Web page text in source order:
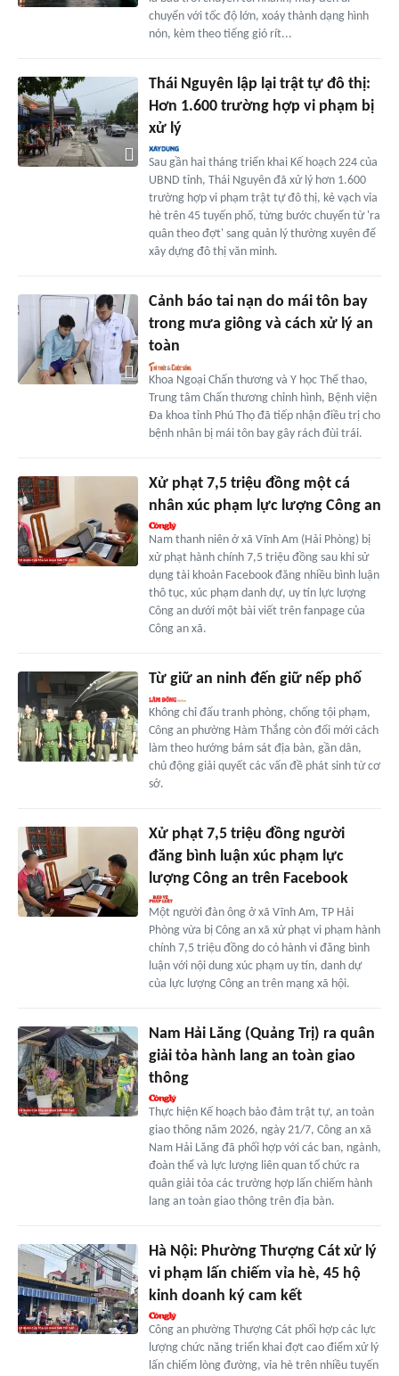
chuyển với tốc độ lớn, xoáy thành dạng hình
nón, kèm theo tiếng gió rít...
Thái Nguyên lập lại trật tự đô thị:
Hơn 1.600 trường hợp vi phạm bị
xử lý
Sau gần hai tháng triển khai Kế hoạch 224 của
UBND tỉnh, Thái Nguyên đã xử lý hơn 1.600
trường hợp vi phạm trật tự đô thị, kẻ vạch vỉa
hè trên 45 tuyến phố, từng bước chuyển từ 'ra
quân theo đợt' sang quản lý thường xuyên để
xây dựng đô thị văn minh.
Cảnh báo tai nạn do mái tôn bay
trong mưa giông và cách xử lý an
toàn
Khoa Ngoại Chấn thương và Y học Thể thao,
Trung tâm Chấn thương chỉnh hình, Bệnh viện
Đa khoa tỉnh Phú Thọ đã tiếp nhận điều trị cho
bệnh nhân bị mái tôn bay gây rách đùi trái.
Xử phạt 7,5 triệu đồng một cá
nhân xúc phạm lực lượng Công an
Nam thanh niên ở xã Vĩnh Am (Hải Phòng) bị
xử phạt hành chính 7,5 triệu đồng sau khi sử
dụng tài khoản Facebook đăng nhiều bình luận
thô tục, xúc phạm danh dự, uy tín lực lượng
Công an dưới một bài viết trên fanpage của
Công an xã.
Từ giữ an ninh đến giữ nếp phố
Không chỉ đấu tranh phòng, chống tội phạm,
Công an phường Hàm Thắng còn đổi mới cách
làm theo hướng bám sát địa bàn, gần dân,
chủ động giải quyết các vấn đề phát sinh từ cơ
sở.
Xử phạt 7,5 triệu đồng người
đăng bình luận xúc phạm lực
lượng Công an trên Facebook
Một người đàn ông ở xã Vĩnh Am, TP Hải
Phòng vừa bị Công an xã xử phạt vi phạm hành
chính 7,5 triệu đồng do có hành vi đăng bình
luận với nội dung xúc phạm uy tín, danh dự
của lực lượng Công an trên mạng xã hội.
Nam Hải Lăng (Quảng Trị) ra quân
giải tỏa hành lang an toàn giao
thông
Thực hiện Kế hoạch bảo đảm trật tự, an toàn
giao thông năm 2026, ngày 21/7, Công an xã
Nam Hải Lăng đã phối hợp với các ban, ngành,
đoàn thể và lực lượng liên quan tổ chức ra
quân giải tỏa các trường hợp lấn chiếm hành
lang an toàn giao thông trên địa bàn.
Hà Nội: Phường Thượng Cát xử lý
vi phạm lấn chiếm vỉa hè, 45 hộ
kinh doanh ký cam kết
Công an phường Thượng Cát phối hợp các lực
lượng chức năng triển khai đợt cao điểm xử lý
lấn chiếm lòng đường, vỉa hè trên nhiều tuyến